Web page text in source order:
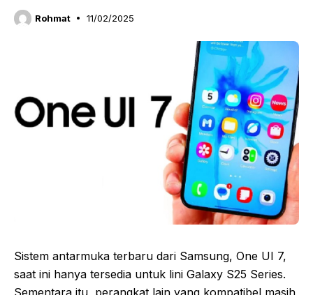
Rohmat 11/02/2025
Sistem antarmuka terbaru dari Samsung, One UI 7,
saat ini hanya tersedia untuk lini Galaxy S25 Series.
Sementara itu, perangkat lain yang kompatibel masih